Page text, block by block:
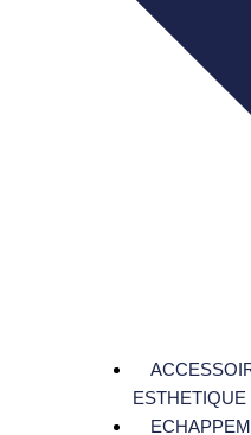
ESTHETIQUE